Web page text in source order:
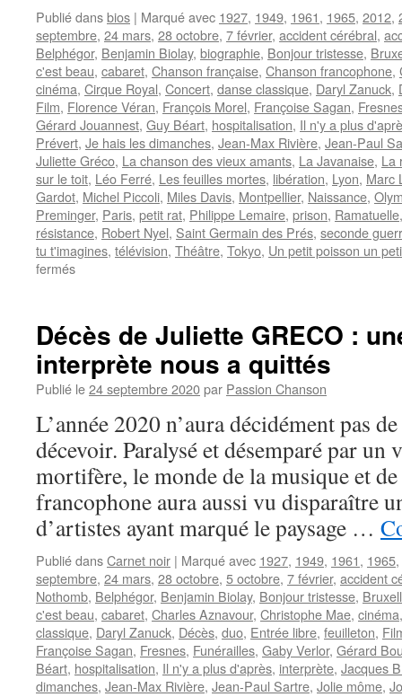
Publié dansbios | Marqué avec 1927, 1949, 1961, 1965, 2012,
septembre, 24 mars, 28 octobre, 7 février, accident cérébral,
Belphégor, Benjamin Biolay, biographie, Bonjour tristesse,
c'est beau, cabaret, Chanson française, Chanson francophone,
cinéma, Cirque Royal, Concert, danse classique, Daryl Zanuck,
Film, Florence Véran, François Morel, Françoise Sagan,
Gérard Jouannest, Guy Béart, hospitalisation, Il n'y a plus
Prévert, Je hais les dimanches, Jean-Max Rivière, Jean-Paul
Juliette Gréco, La chanson des vieux amants, La Javanaise, La
sur le toit, Léo Ferré, Les feuilles mortes, libération, Lyon, Marc
Gardot, Michel Piccoli, Miles Davis, Montpellier, Naissance,
Preminger, Paris, petit rat, Philippe Lemaire, prison, Ramatuelle
résistance, Robert Nyel, Saint Germain des Prés, seconde
tu t'imagines, télévision, Théâtre, Tokyo, Un petit poisson un
ferméssur
Décès de Juliette GRECO :
interprète nous a quittés
Publié le24 septembre 2020par Passion Chanson
L’année 2020 n’aura décidément pas
décevoir. Paralysé et désemparé par
mortifère, le monde de la musique et
francophone aura aussi vu disparaître
d’artistes ayant marqué le paysage …
Publié dansCarnet noir | Marqué avec 1927, 1949, 1961, 1965,
septembre, 24 mars, 28 octobre, 5 octobre, 7 février, accident
Nothomb, Belphégor, Benjamin Biolay, Bonjour tristesse,
c'est beau, cabaret, Charles Aznavour, Christophe Mae, cinéma
classique, Daryl Zanuck, Décès, duo, Entrée libre, feuilleton,
Françoise Sagan, Fresnes, Funérailles, Gaby Verlor, Gérard
Béart, hospitalisation, Il n'y a plus d'après, interprète, Jacques
dimanches, Jean-Max Rivière, Jean-Paul Sartre, Jolie môme,